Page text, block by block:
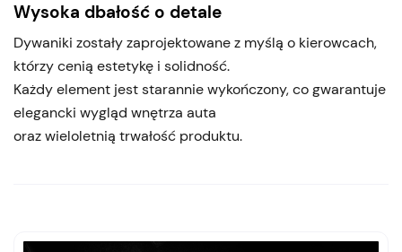
Wysoka dbałość o detale
Dywaniki zostały zaprojektowane z myślą o kierowcach,
którzy cenią estetykę i solidność.
Każdy element jest starannie wykończony, co gwarantuje
elegancki wygląd wnętrza auta
oraz wieloletnią trwałość produktu.